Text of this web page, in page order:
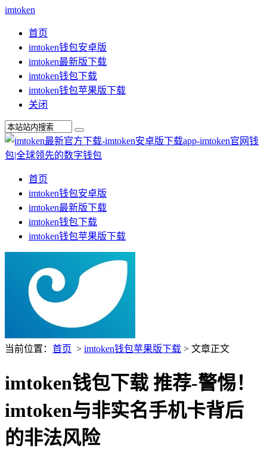
imtoken
首页
imtoken钱包安卓版
imtoken最新版下载
imtoken钱包下载
imtoken钱包苹果版下载
关闭
首页
imtoken钱包安卓版
imtoken最新版下载
imtoken钱包下载
imtoken钱包苹果版下载
当前位置： 首页 > imtoken钱包苹果版下载 > 文章正文
imtoken钱包下载 推荐-警惕！
imtoken与非实名手机卡背后
的非法风险